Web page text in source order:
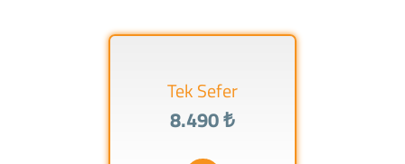
Tek Sefer
8.490 ₺